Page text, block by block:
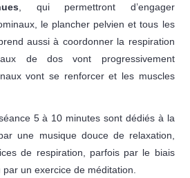
, qui permettront d’engager
le plancher pelvien et tous les
aussi à coordonner la respiration
de dos vont progressivement
vont se renforcer et les muscles
5 à 10 minutes sont dédiés à la
une musique douce de relaxation,
de respiration, parfois par le biais
un exercice de méditation.